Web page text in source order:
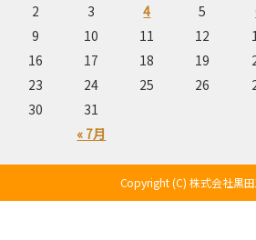
« 7月
2
3 4 5
9
10 11 12
16
17 18 19
23
24 25 26
30
31
Copyright (C) 株式会社黒